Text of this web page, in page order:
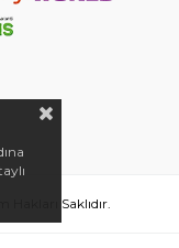
Hakları Saklıdır.